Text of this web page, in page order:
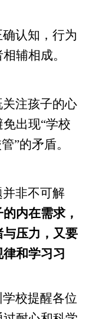
认知，行为
辅相成。
注孩子的心
出现“学校
”的矛盾。
非不可解
内在需求，
与压力，又要
和学习习
校提醒各位